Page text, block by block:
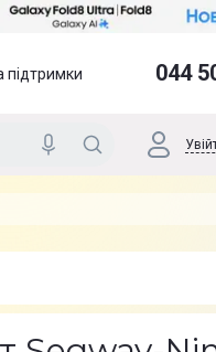
підтримки 044